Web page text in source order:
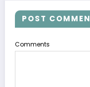
POST
Comments